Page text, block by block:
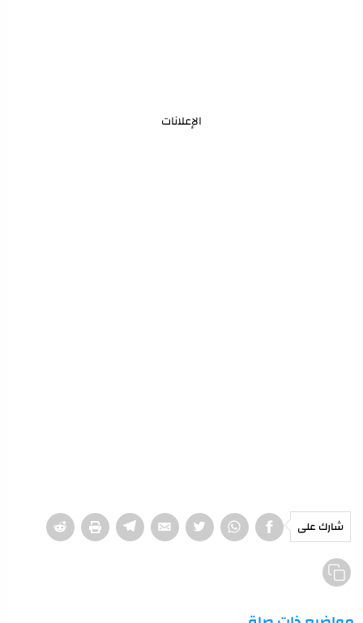
الإعلانات
شارك على